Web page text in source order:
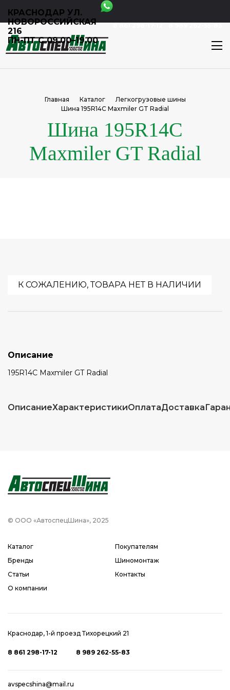
КРАСНОДАР УЛ.
НОВОРОССИЙСКАЯ
216
ПН-ПТ С 09.00–19.00
8 861 298-17-12 8 989 262-55-83
Главная Каталог
Легкогрузовые шины
Шина 195R14C Maxmiler GT Radial
Шина 195R14C
Maxmiler GT Radial
К СОЖАЛЕНИЮ, ТОВАРА НЕТ В НАЛИЧИИ
Описание
195R14C Maxmiler GT Radial
ОписаниеХарактеристикиОплатаДоставка
© ООО «АвтоспецШина», 2025
Каталог
Бренды
Статьи
О компании
Покупателям
Шиномонтаж
Контакты
Краснодар, 1-й проезд Тихорецкий 21
8 861 298-17-12 8 989 262-55-83
avspecshina@mail.ru